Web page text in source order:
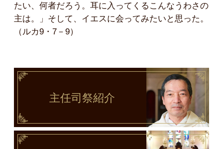
たい、何者だろう。耳に入ってくるこんなうわさの
主は。」そして、イエスに会ってみたいと思った。
（ルカ9・7－9）
主任司祭紹介